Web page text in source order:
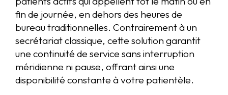
fin de journée, en dehors des heures de
bureau traditionnelles. Contrairement à un
secrétariat classique, cette solution garantit
une continuité de service sans interruption
méridienne ni pause, offrant ainsi une
disponibilité constante à votre patientèle.